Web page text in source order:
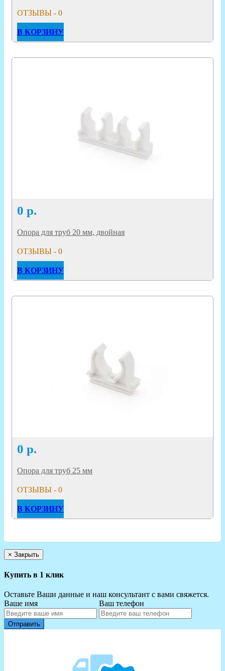
ОТЗЫВЫ - 0
В КОРЗИНУ
0 р.
Опора для труб 20 мм, двойная
ОТЗЫВЫ - 0
В КОРЗИНУ
0 р.
Опора для труб 25 мм
ОТЗЫВЫ - 0
В КОРЗИНУ
× Закрыть
Купить в 1 клик
Оставьте Ваши данные и наш консультант с вами свяжется.
Ваше имя
Ваш телефон
Отправить